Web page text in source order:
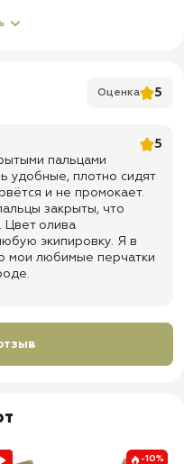
Оценка 5
5
пальцами
удобные, плотно сидят
и не промокает.
закрыты, что
Цвет олива
экипировку. Я в
мои любимые перчатки
-10%